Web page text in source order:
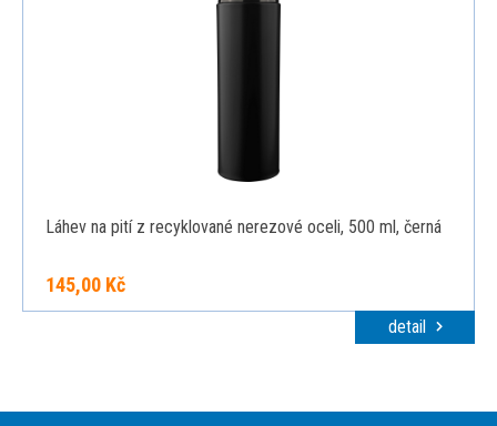
Láhev na pití z recyklované nerezové oceli, 500 ml, černá
145,00 Kč
detail